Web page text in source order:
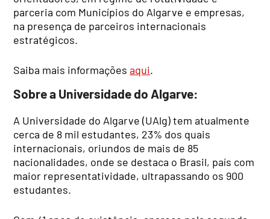
parceria com Municípios do Algarve e empresas,
na presença de parceiros internacionais
estratégicos.
Saiba mais informaçõesaqui.
Sobre a Universidade do Algarve:
A Universidade do Algarve (UAlg) tem atualmente
cerca de 8 mil estudantes, 23% dos quais
internacionais, oriundos de mais de 85
nacionalidades, onde se destaca o Brasil, país com
maior representatividade, ultrapassando os 900
estudantes.